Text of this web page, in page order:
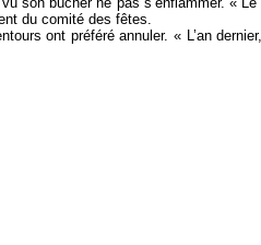
du comité des fêtes.
ont préféré annuler. « L’an